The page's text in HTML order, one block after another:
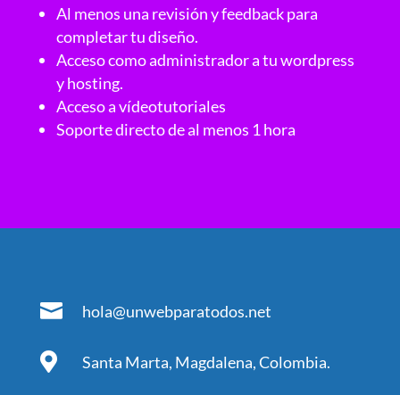
Al menos una revisión y feedback para
completar tu diseño.
Acceso como administrador a tu wordpress
y hosting.
Acceso a vídeotutoriales
Soporte directo de al menos 1 hora
 hola@unwebparatodos.net
 Santa Marta, Magdalena, Colombia.